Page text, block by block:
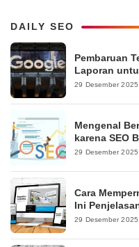
DAILY SEO
Pembaruan
Laporan
29 Desember 2025
Mengenal
karena SEO
29 Desember 2025
Cara
Ini
29 Desember 2025